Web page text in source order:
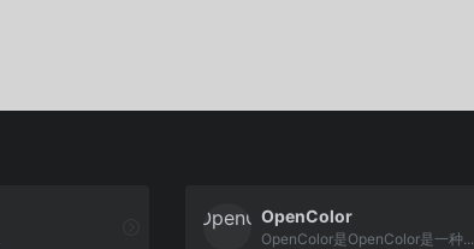
OpenColor
OpenColor是OpenColor是一种...